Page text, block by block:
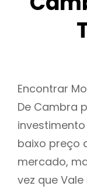
Encontrar
De Cambra
baixo preço
mercado,
vez que